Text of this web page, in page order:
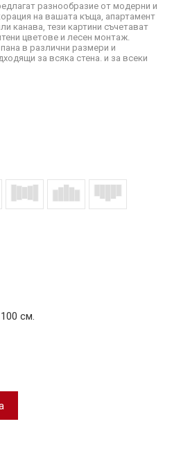
разнообразие от модерни и
на вашата къща, апартамент
канава, тези картини съчетават
цветове и лесен монтаж.
в различни размери и
за всяка стена. и за всеки
см.